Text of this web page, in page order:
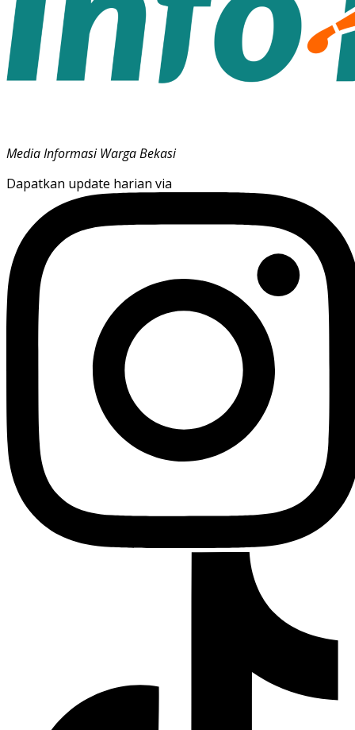
Media Informasi Warga Bekasi
Dapatkan update harian via